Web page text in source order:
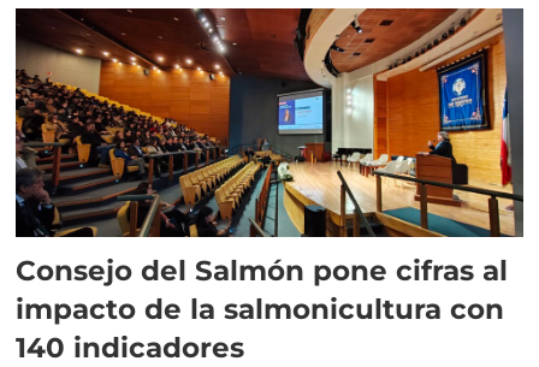
Consejo del Salmón pone cifras al
impacto de la salmonicultura con
140 indicadores